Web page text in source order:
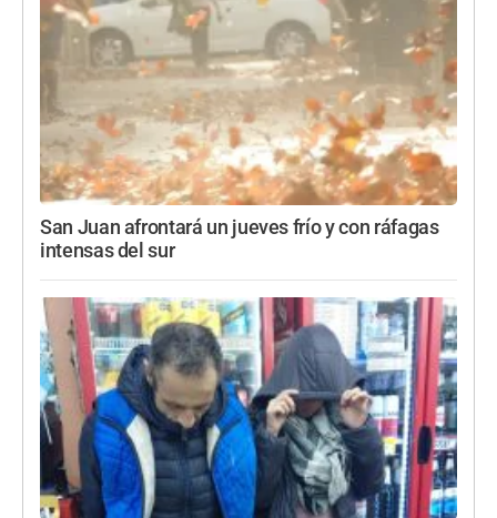
San Juan afrontará un jueves frío y con ráfagas
intensas del sur